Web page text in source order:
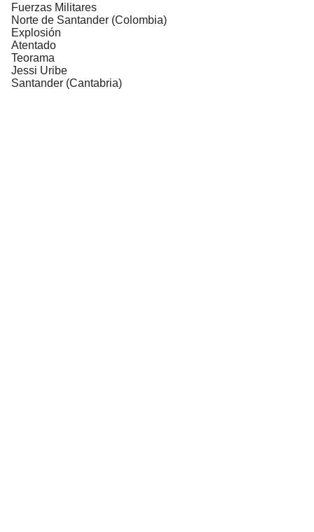
Fuerzas Militares
Norte de Santander (Colombia)
Explosión
Atentado
Teorama
Jessi Uribe
Santander (Cantabria)